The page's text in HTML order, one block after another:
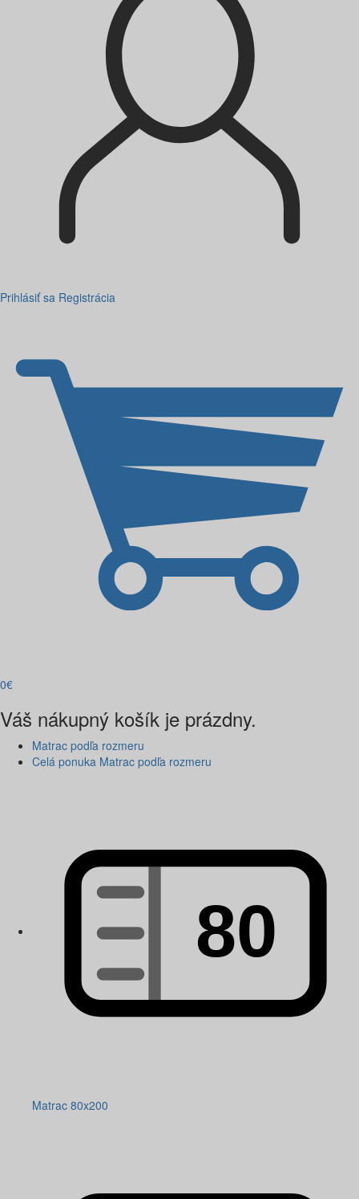
Prihlásiť sa Registrácia
0€
Váš nákupný košík je prázdny.
Matrac podľa rozmeru
Celá ponuka Matrac podľa rozmeru
Matrac 80x200